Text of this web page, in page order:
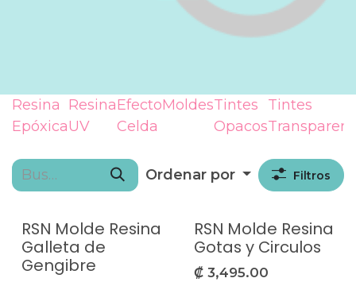
Resina
Epóxica
Resina
UV
Efecto
Celda
MoldesTintes
Opacos
Tintes
Ordenar por Filtros
RSN Molde Resina
Galleta de
Gengibre
RSN Molde Resina
Gotas y Circulos
₡ 3,495.00